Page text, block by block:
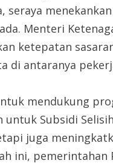
seraya
Menteri
ketepatan
di antaranya
mendukung
Subsidi
juga
ini, pemerintahan